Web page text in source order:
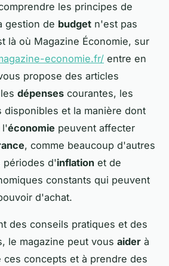
les principes de
gestion de budget n'est pas
là où Magazine Économie, sur
economie.fr/ entre en
propose des articles
dépenses courantes, les
disponibles et la manière dont
l'économie peuvent affecter
, comme beaucoup d'autres
périodes d'inflation et de
constants qui peuvent
d'achat.
des conseils pratiques et des
le magazine peut vous aider à
ces concepts et à prendre des